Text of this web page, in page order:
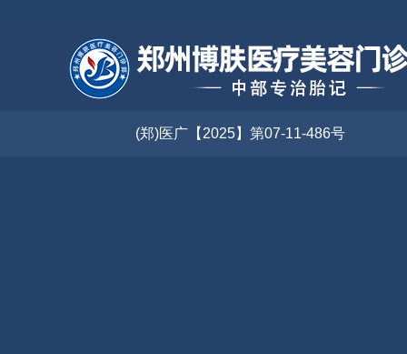
(郑)医广【2025】第07-11-486号